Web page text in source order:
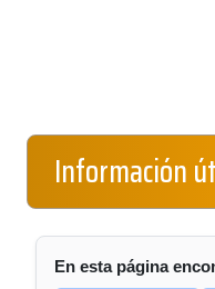
Información
En esta página